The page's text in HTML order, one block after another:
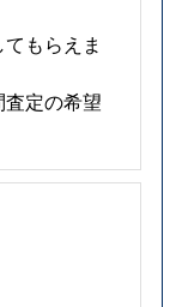
もらえま
定の希望